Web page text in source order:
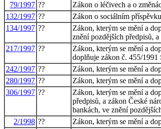
79/1997 ??
Zákon o léčivech a o
132/1997 ??
Zákon o sociálním
134/1997 ??
Zákon, kterým se mění a
znění pozdějších předpisů,
217/1997 ??
Zákon, kterým se mění a
doplňuje zákon č. 455/1991
242/1997 ??
Zákon, kterým se mění a
280/1997 ??
Zákon, kterým se mění a
306/1997 ??
Zákon, kterým se mění a
předpisů, a zákon České
bankách, ve znění
2/1998 ??
Zákon, kterým se mění a